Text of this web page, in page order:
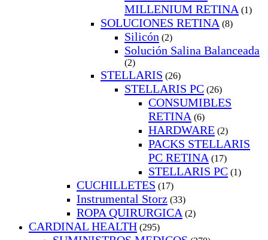
MILLENIUM RETINA (1)
SOLUCIONES RETINA (8)
Silicón (2)
Solución Salina Balanceada
(2)
STELLARIS (26)
STELLARIS PC (26)
CONSUMIBLES
RETINA (6)
HARDWARE (2)
PACKS STELLARIS
PC RETINA (17)
STELLARIS PC (1)
CUCHILLETES (17)
Instrumental Storz (33)
ROPA QUIRURGICA (2)
CARDINAL HEALTH (295)